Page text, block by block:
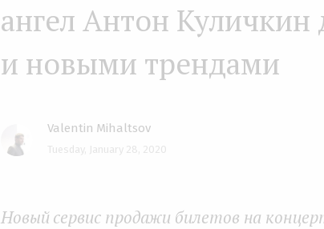
ангел Антон
и новыми трендами
Valentin Mihaltsov
Tuesday, January 28, 2020
Новый сервис продажи билетов на